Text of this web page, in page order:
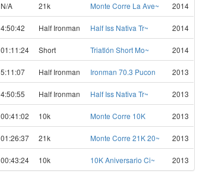
N/A 21k Monte Corre La Ave~ 2014
4:50:42 Half Ironman Half Iss Nativa Tr~ 2014
01:11:24 Short Triatlón Short Mo~ 2014
5:11:07 Half Ironman Ironman 70.3 Pucon 2013
4:50:55 Half Ironman Half Iss Nativa Tr~ 2013
00:41:02 10k Monte Corre 10K 2013
01:26:37 21k Monte Corre 21K 20~ 2013
00:43:24 10k 10K Aniversario Ci~ 2013